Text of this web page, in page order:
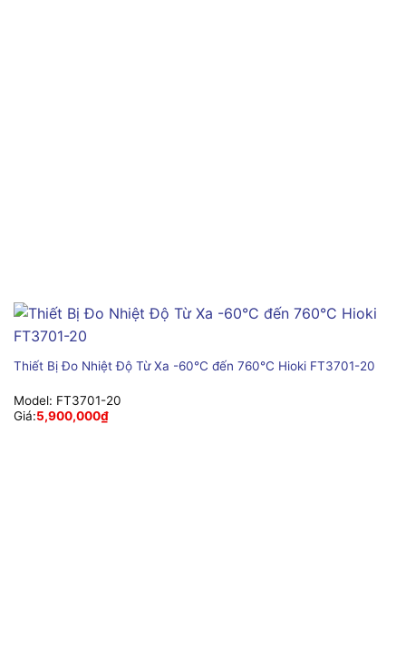
Thiết Bị Đo Nhiệt Độ Từ Xa -60°C đến 760°C Hioki FT3701-20
Model: FT3701-20
Giá:5,900,000₫